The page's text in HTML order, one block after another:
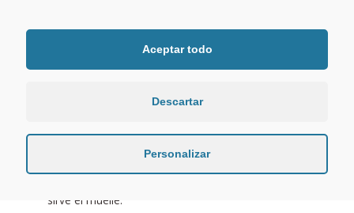
ESTE VÍDEO?
comprobar el correcto funcionamiento de la
puerta y el movimiento de retorno.
sirve el muelle.
Aceptar todo
Descartar
Personalizar